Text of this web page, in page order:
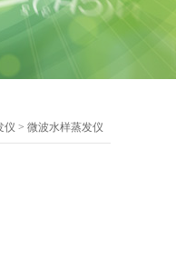
仪 > 微波水样蒸发仪